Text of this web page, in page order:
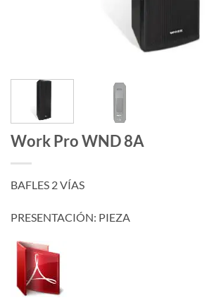
Work Pro WND 8A
BAFLES 2 VÍAS
PRESENTACIÓN: PIEZA